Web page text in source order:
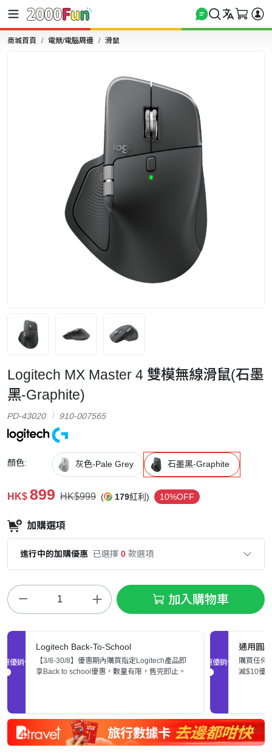
商城首頁 電競/電腦周邊 滑鼠
Logitech MX Master 4 雙模無線滑鼠(石墨
黑-Graphite)
PD-43020 910-007565
顏色: 灰色-Pale Grey 石墨黑-Graphite
HK$ 899 HK$999 ( 179紅利) 10%OFF
加購選項
進行中的加購優惠 已選擇 0 款選項
加入購物車
促銷優惠
Logitech Back-To-School
【3/8-30/8】優惠期內購買指定Logitech產品即
享Back to school優惠，數量有限，售完即止。
促銷優惠
通用圓
購買任何
減$10優